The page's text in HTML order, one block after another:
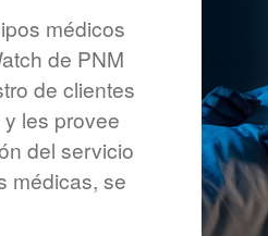
médicos
de PNM
de clientes
les provee
del servicio
médicas, se